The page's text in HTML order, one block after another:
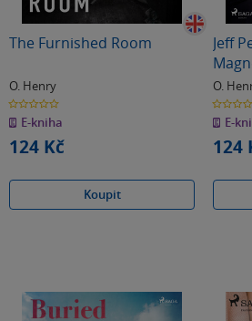
The Furnished Room
O. Henry
0.0
z
5
hvězdiček
E-kniha
124 Kč
Koupit
Jeff
O.
0.0
z
5 E-
124